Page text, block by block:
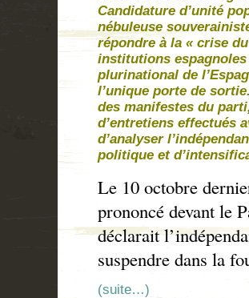
Candidature d’unité
nébuleuse
répondre à la « crise
institutions
plurinational de
l’unique porte de
des manifestes du
d’entretiens effectués
d’analyser
politique et
Le 10 octobre
prononcé devant le
déclarait
suspendre dans la
(suite…)